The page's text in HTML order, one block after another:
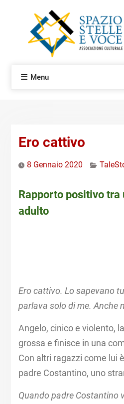
Menu
Ero cattivo
8 Gennaio 2020
Rapporto positivo tra
adulto
Ero cattivo. Lo sapevano
parlava solo di me. Anche
Angelo, cinico e violento,
grossa e finisce in una
Con altri ragazzi come lui
padre Costantino, uno
Quando padre Costantino